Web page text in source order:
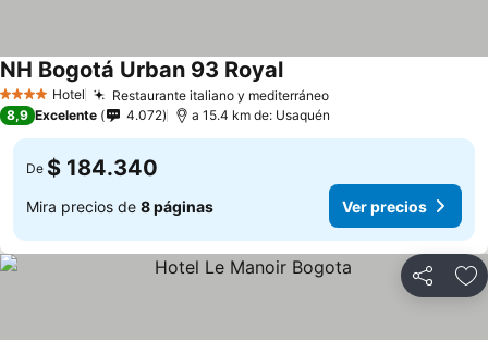
4 EstrellasHotel Restaurante italiano y mediterráneoVer precios
NH Bogotá Urban 93 RoyalVer precios
8,9 Excelente 4.072 a 15.4 km de: Usaquén
De $ 184.340
Mira precios de 8 páginas Ver precios
Compartir